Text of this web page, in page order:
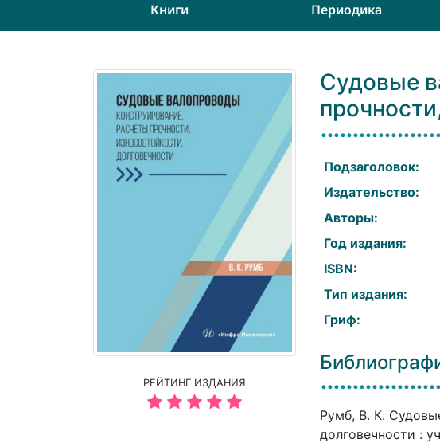
Книги Периодика
РЕЙТИНГ ИЗДАНИЯ
Судовые
Подзаголовок:
Издательство:
Авторы:
Год издания:
ISBN:
Тип издания:
Гриф:
Румб, В. К.
долговечности :